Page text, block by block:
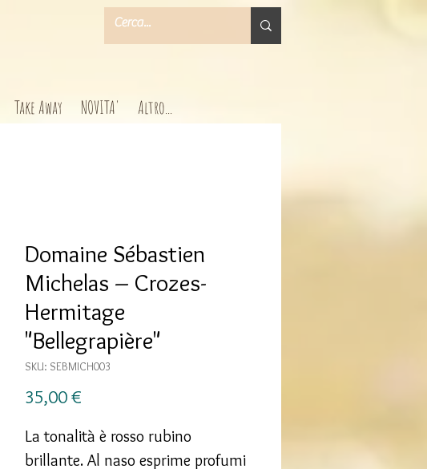
Take Away NOVITA' Altro...
Domaine Sébastien
Michelas – Crozes-
Hermitage
"Bellegrapière"
SKU: SEBMICH003
35,00 €
La tonalità è rosso rubino
brillante. Al naso esprime profumi